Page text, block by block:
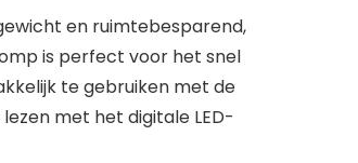
en ruimtebesparend,
is perfect voor het snel
te gebruiken met de
met het digitale LED-